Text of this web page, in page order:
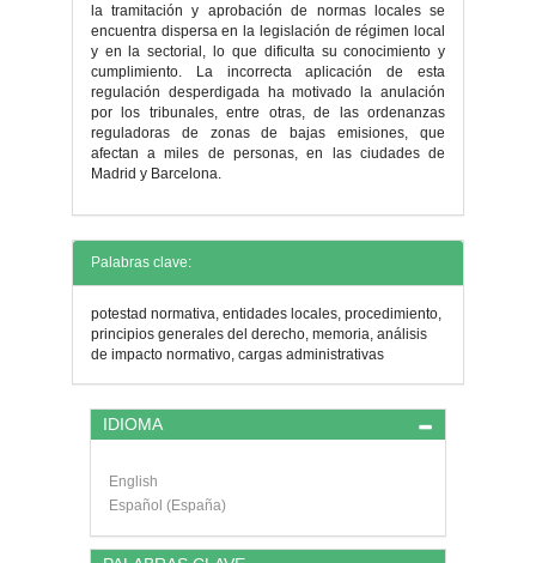
la tramitación y aprobación de normas locales se
encuentra dispersa en la legislación de régimen local
y en la sectorial, lo que dificulta su conocimiento y
cumplimiento. La incorrecta aplicación de esta
regulación desperdigada ha motivado la anulación
por los tribunales, entre otras, de las ordenanzas
reguladoras de zonas de bajas emisiones, que
afectan a miles de personas, en las ciudades de
Madrid y Barcelona.
Detalles
del
artículo
Palabras clave:
potestad normativa, entidades locales, procedimiento,
principios generales del derecho, memoria, análisis
de impacto normativo, cargas administrativas
IDIOMA
English
Español (España)